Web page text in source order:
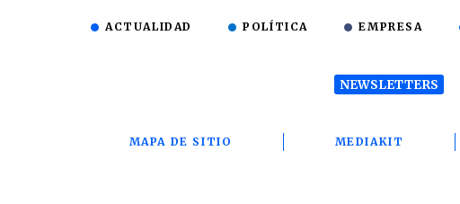
ACTUALIDAD POLÍTICA EMPRESA
NEWSLETTERS
MAPA DE SITIO MEDIAKIT